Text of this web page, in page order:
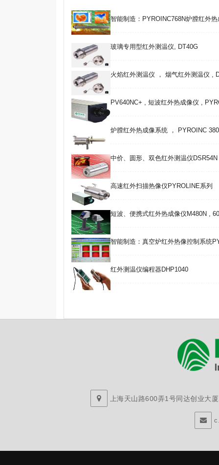
智能制造：PYROINC768N炉膛红外
玻璃专用型红外测温仪, DT40G
火焰红外测温仪 ， 烟气红外测温仪 ,
PV640NC+ , 短波红外热成像仪 ,
炉膛红外热成像系统 ， PYROINC
中价、圆形、双色红外测温仪
高速红外扫描热像仪PYROLINE系列
短波、便携式红外热成像仪M480N ,
智能制造：真空炉红外热像控制系统
红外测温仪编程器DHP1040
上海天山路600弄1号同达创业大